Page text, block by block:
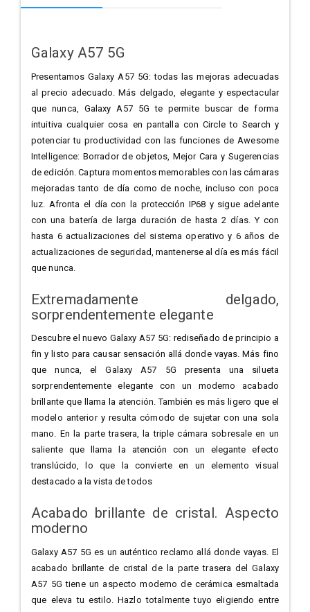
Galaxy A57 5G
Presentamos Galaxy A57 5G: todas las mejoras adecuadas
al precio adecuado. Más delgado, elegante y espectacular
que nunca, Galaxy A57 5G te permite buscar de forma
intuitiva cualquier cosa en pantalla con Circle to Search y
potenciar tu productividad con las funciones de Awesome
Intelligence: Borrador de objetos, Mejor Cara y Sugerencias
de edición. Captura momentos memorables con las cámaras
mejoradas tanto de día como de noche, incluso con poca
luz. Afronta el día con la protección IP68 y sigue adelante
con una batería de larga duración de hasta 2 días. Y con
hasta 6 actualizaciones del sistema operativo y 6 años de
actualizaciones de seguridad, mantenerse al día es más fácil
que nunca.
Extremadamente delgado,
sorprendentemente elegante
Descubre el nuevo Galaxy A57 5G: rediseñado de principio a
fin y listo para causar sensación allá donde vayas. Más fino
que nunca, el Galaxy A57 5G presenta una silueta
sorprendentemente elegante con un moderno acabado
brillante que llama la atención. También es más ligero que el
modelo anterior y resulta cómodo de sujetar con una sola
mano. En la parte trasera, la triple cámara sobresale en un
saliente que llama la atención con un elegante efecto
translúcido, lo que la convierte en un elemento visual
destacado a la vista de todos
Acabado brillante de cristal. Aspecto
moderno
Galaxy A57 5G es un auténtico reclamo allá donde vayas. El
acabado brillante de cristal de la parte trasera del Galaxy
A57 5G tiene un aspecto moderno de cerámica esmaltada
que eleva tu estilo. Hazlo totalmente tuyo eligiendo entre